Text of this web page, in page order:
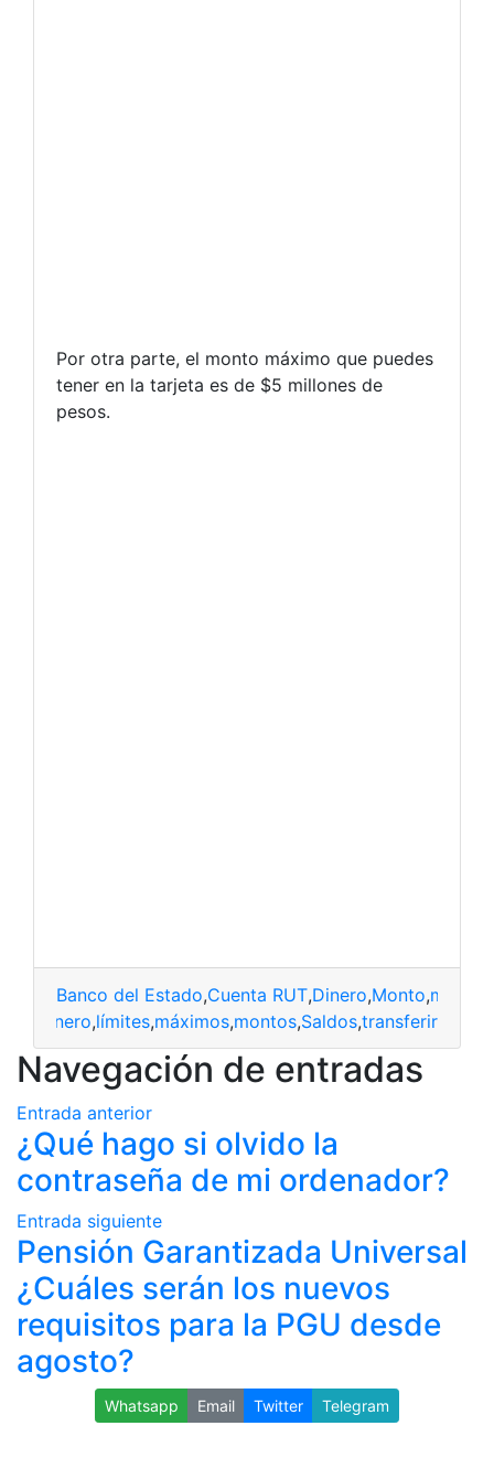
Por otra parte, el monto máximo que puedes
tener en la tarjeta es de $5 millones de
pesos.
Banco del Estado,Cuenta RUT,Dinero,Monto,montos
dinero,límites,máximos,montos,Saldos,transferir
Navegación de entradas
Entrada anterior
¿Qué hago si olvido la
contraseña de mi ordenador?
Entrada siguiente
Pensión Garantizada Universal
¿Cuáles serán los nuevos
requisitos para la PGU desde
agosto?
Whatsapp Email Twitter Telegram